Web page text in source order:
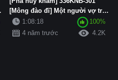
[Mông đào đĩ] Một người vợ trẻ
mới cưới với khuôn mặt và...
1:08:18
100%
4 năm trước
4.2K